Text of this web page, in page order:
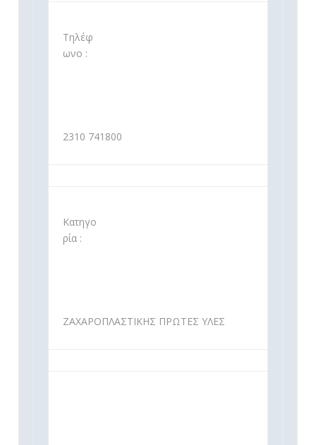
Τηλέφ
ωνο :
2310 741800
Κατηγο
ρία :
ΖΑΧΑΡΟΠΛΑΣΤΙΚΗΣ ΠΡΩΤΕΣ ΥΛΕΣ